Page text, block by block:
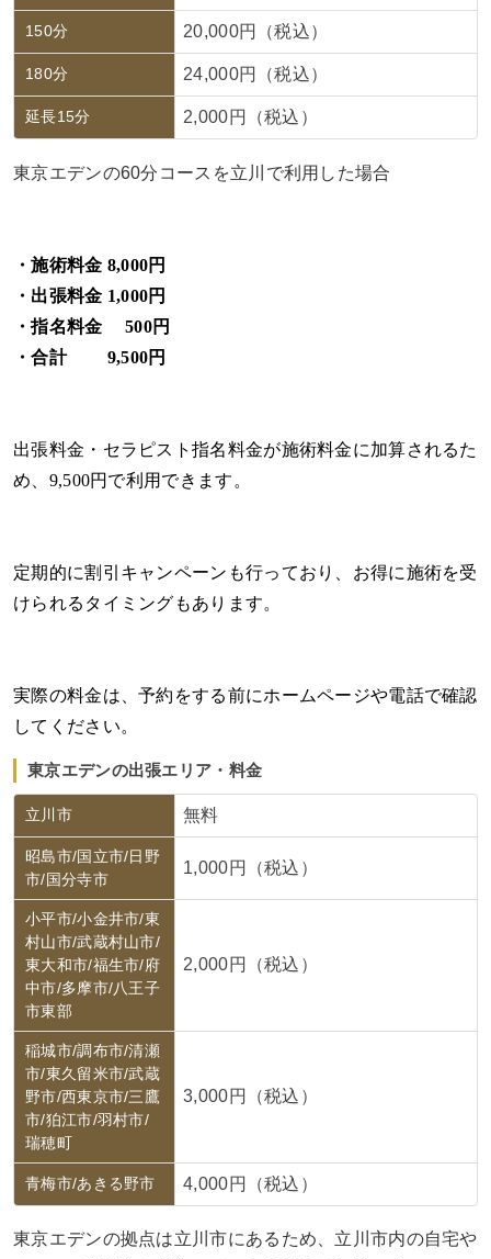
150分 20,000円（税込）
180分 24,000円（税込）
延長15分 2,000円（税込）
東京エデンの60分コースを立川で利用した場合
・施術料金 8,000円
・出張料金 1,000円
・指名料金 500円
・合計 9,500円
出張料金・セラピスト指名料金が施術料金に加算されるた
め、9,500円で利用できます。
定期的に割引キャンペーンも行っており、お得に施術を受
けられるタイミングもあります。
実際の料金は、予約をする前にホームページや電話で確認
してください。
東京エデンの出張エリア・料金
立川市 無料
昭島市/国立市/日野
市/国分寺市
1,000円（税込）
小平市/小金井市/東
村山市/武蔵村山市/
東大和市/福生市/府
中市/多摩市/八王子
市東部
2,000円（税込）
稲城市/調布市/清瀬
市/東久留米市/武蔵
野市/西東京市/三鷹
市/狛江市/羽村市/
瑞穂町
3,000円（税込）
青梅市/あきる野市 4,000円（税込）
東京エデンの拠点は立川市にあるため、立川市内の自宅や